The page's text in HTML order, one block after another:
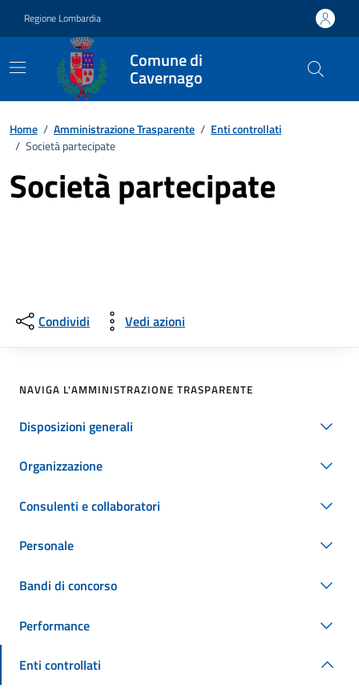
Regione Lombardia
Comune di
Cavernago
Home / Amministrazione Trasparente / Enti controllati
/ Società partecipate
Società partecipate
Condividi Vedi azioni
NAVIGA L'AMMINISTRAZIONE TRASPARENTE
Disposizioni generali
Organizzazione
Consulenti e collaboratori
Personale
Bandi di concorso
Performance
Enti controllati